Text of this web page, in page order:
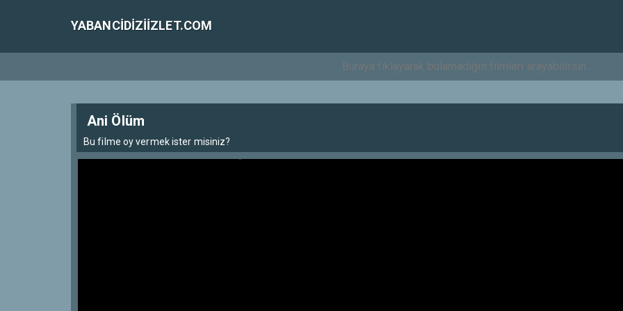
YABANCIDIZIIZLET.COM
Ani Ölüm
Bu filme oy vermek ister misiniz?